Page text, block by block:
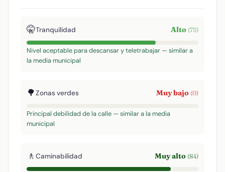
🤫Tranquilidad Alto (75)
Nivel aceptable para descansar y teletrabajar — similar a
la media municipal
🌳Zonas verdes Muy bajo (0)
Principal debilidad de la calle — similar a la media
municipal
🚶 Caminabilidad Muy alto (84)